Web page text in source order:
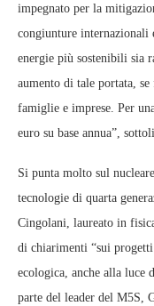
impegnato per la
congiunture internazionali
energie più sostenibili sia
aumento di tale portata,
famiglie e imprese. Per
euro su base annua”,
Si punta molto sul
tecnologie di quarta
Cingolani, laureato in
di chiarimenti “sui
ecologica, anche alla luce
parte del leader del M5S,